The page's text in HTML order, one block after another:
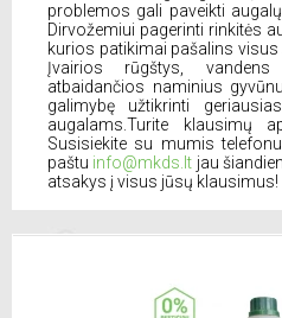
problemos gali paveikti
Dirvožemiui pagerinti rinkitės
kurios patikimai pašalins
Įvairios rūgštys,
atbaidančios naminius
galimybę užtikrinti
augalams.Turite klausimų
Susisiekite su mumis telefonu
paštu info@mkds.lt jau
atsakys į visus jūsų klausimus!